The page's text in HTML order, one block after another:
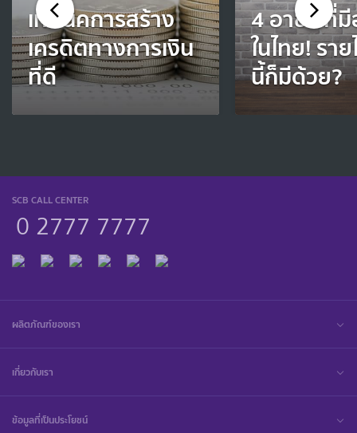
เทคนิคการสร้าง
เครดิตทางการเงิน
ที่ดี
4 อาชีพที่
ในไทย! รา
นี้ก็มีด้วย?
SCB CALL CENTER
0 2777 7777
ผลิตภัณฑ์ของเรา
เกี่ยวกับเรา
ข้อมูลที่เป็นประโยชน์